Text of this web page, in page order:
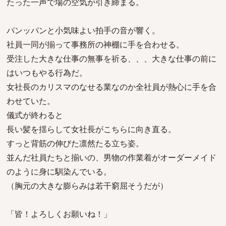
パンッパンと小気味よい拍手の音が響く。
社員一同が揃って事務所の神棚に手を合わせる。
受注した大きな仕事の無事を祈る、、、大きな仕事の前に
はいつもやる行為だ。
女社長のカリスマのなせる業なのか全社員が熱心に手を合
わせていた。
儀式が終わると
長い髪を揺らして女社長がこちらに向き直る。
すっと背筋の伸びた凛然たる立ち姿。
並んだ社員たちと揃いの、男物の作業着がオーダーメイド
のように身に馴染んでいる。
（胸元の大きな膨らみは若干窮屈そうだが）
「皆！よろしくお願いね！」